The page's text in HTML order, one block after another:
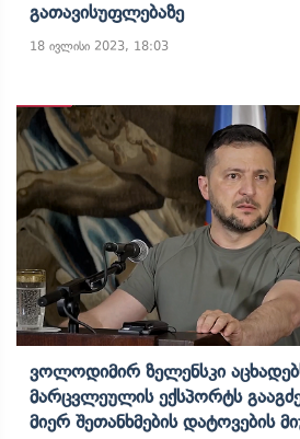
Გათავისუფლებაზე
18 ივლისი 2023, 18:03
Ვოლოდიმირ Ზელენსკი
Მარცვლეულის Ექსპორტს
Მიერ Შეთანხმების Დატოვების